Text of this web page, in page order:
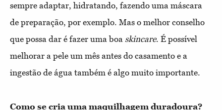
sempre adaptar, hidratando, fazendo uma máscara
de preparação, por exemplo. Mas o melhor conselho
que possa dar é fazer uma boa skincare. É possível
melhorar a pele um mês antes do casamento e a
ingestão de água também é algo muito importante.